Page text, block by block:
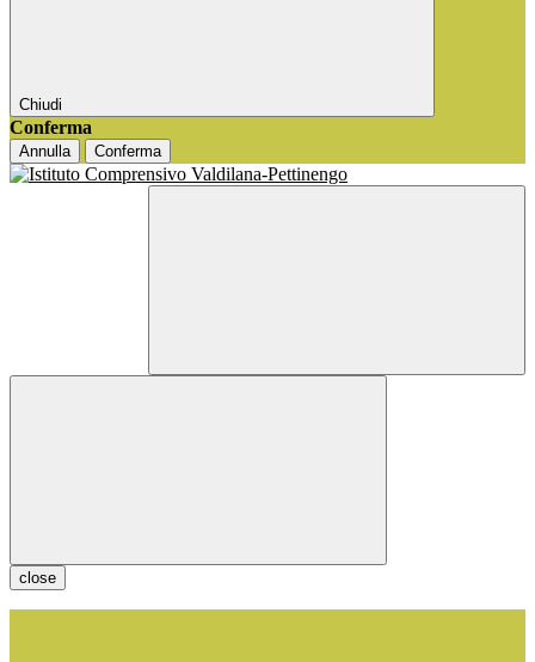
Chiudi
Conferma
Annulla Conferma
close